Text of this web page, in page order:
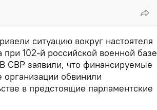
ситуацию вокруг настоятеля
102-й российской военной базе
СВР заявили, что финансируемые
обвинили
в предстоящие парламентские